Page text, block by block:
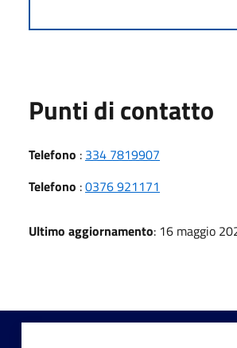
Punti di contatto
Telefono : 334 7819907
Telefono :0376 921171
Ultimo aggiornamento: 16 maggio